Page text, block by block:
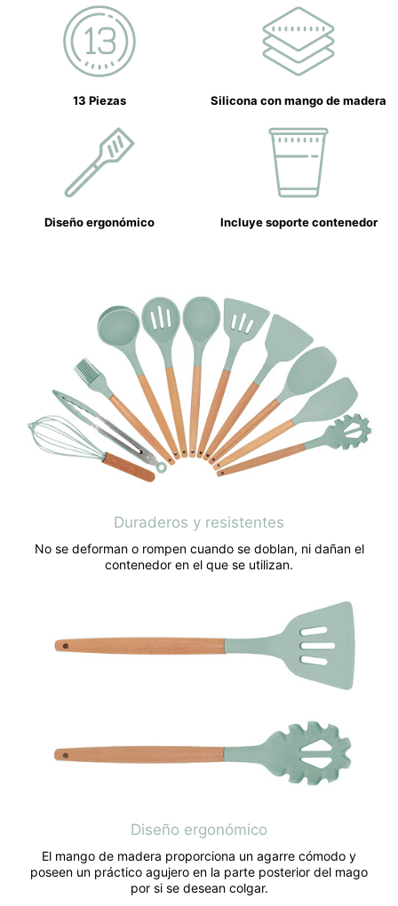
13 Piezas Silicona con mango de madera
Diseño ergonómico Incluye soporte contenedor
Duraderos y resistentes
No se deforman o rompen cuando se doblan, ni dañan el
contenedor en el que se utilizan.
Diseño ergonómico
El mango de madera proporciona un agarre cómodo y
poseen un práctico agujero en la parte posterior del mago
por si se desean colgar.